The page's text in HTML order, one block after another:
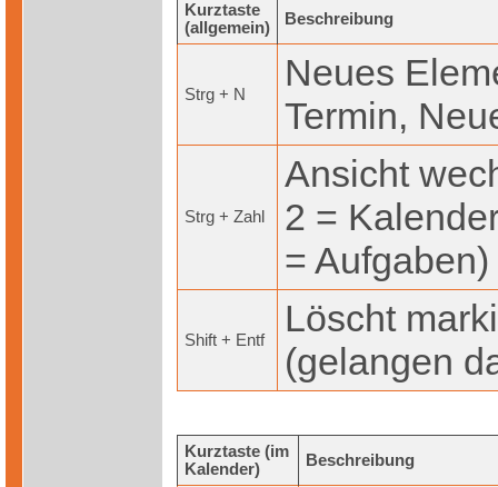
Kurztaste
(allgemein)
Beschreibung
Strg + N
Neues
Termin,
Strg + Zahl
Ansicht
2 =
= Aufgaben)
Shift + Entf
Löscht
(gelangen
Kurztaste (im
Kalender)
Beschreibung